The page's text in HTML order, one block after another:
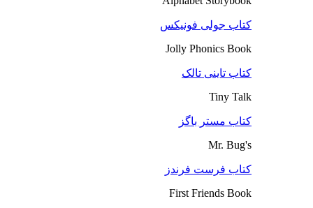
کتاب جولی فونیکس
Jolly Phonics Book
کتاب تاینی تالک
Tiny Talk
کتاب مستر باگز
Mr. Bug's
کتاب فرست فرندز
First Friends Book